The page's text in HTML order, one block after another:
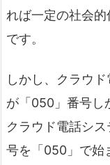
れば一定の社会
です。
しかし、クラウ
が「050」番号し
クラウド電話シ
号を「050」で始